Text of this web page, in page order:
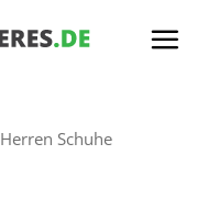
Herren Schuhe